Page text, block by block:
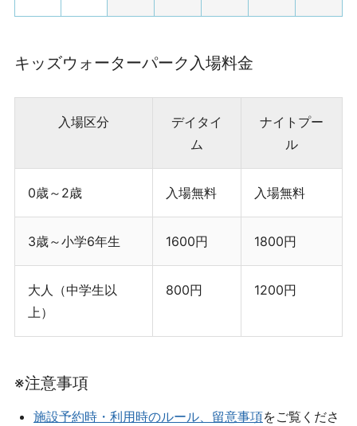
キッズウォーターパーク入場料金
入場区分
デイタイ
ム
ナイトプー
ル
0歳～2歳 入場無料 入場無料
3歳～小学6年生 1600円 1800円
大人（中学生以
上）
800円 1200円
※注意事項
施設予約時・利用時のルール、留意事項をご覧くださ